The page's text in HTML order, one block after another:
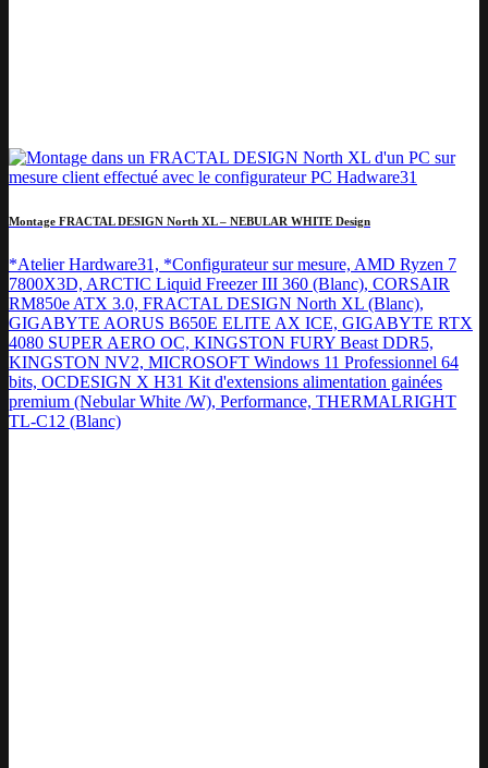
Montage FRACTAL DESIGN North XL – NEBULAR WHITE Design
*Atelier Hardware31, *Configurateur sur mesure, AMD Ryzen 7
7800X3D, ARCTIC Liquid Freezer III 360 (Blanc), CORSAIR
RM850e ATX 3.0, FRACTAL DESIGN North XL (Blanc),
GIGABYTE AORUS B650E ELITE AX ICE, GIGABYTE RTX
4080 SUPER AERO OC, KINGSTON FURY Beast DDR5,
KINGSTON NV2, MICROSOFT Windows 11 Professionnel 64
bits, OCDESIGN X H31 Kit d'extensions alimentation gainées
premium (Nebular White /W), Performance, THERMALRIGHT
TL-C12 (Blanc)